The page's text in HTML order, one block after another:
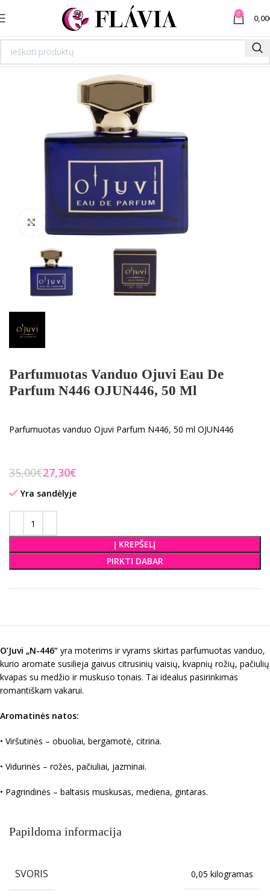
0 0,00
Spustelėkite norėdami padidinti
Parfumuotas Vanduo Ojuvi Eau De
Parfum N446 OJUN446, 50 Ml
Parfumuotas vanduo Ojuvi Parfum N446, 50 ml OJUN446
35,00€27,30€
Yra sandėlyje
Į KREPŠELĮ
PIRKTI DABAR
O’Juvi „N-446“ yra moterims ir vyrams skirtas parfumuotas vanduo,
kurio aromate susilieja gaivus citrusinių vaisių, kvapnių rožių, pačiulių
kvapas su medžio ir muskuso tonais. Tai idealus pasirinkimas
romantiškam vakarui.
Aromatinės natos:
• Viršutinės – obuoliai, bergamotė, citrina.
• Vidurinės – rožės, pačiuliai, jazminai.
• Pagrindinės – baltasis muskusas, mediena, gintaras.
Papildoma informacija
SVORIS 0,05 kilogramas